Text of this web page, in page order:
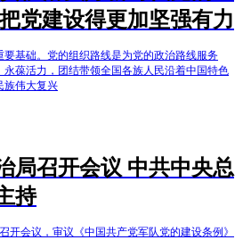
党建设得更加坚强有力
基础。党的组织路线是为党的政治路线服务
葆活力，团结带领全国各族人民沿着中国特色
族伟大复兴
局召开会议 中共中央总
持
开会议，审议《中国共产党军队党的建设条例》